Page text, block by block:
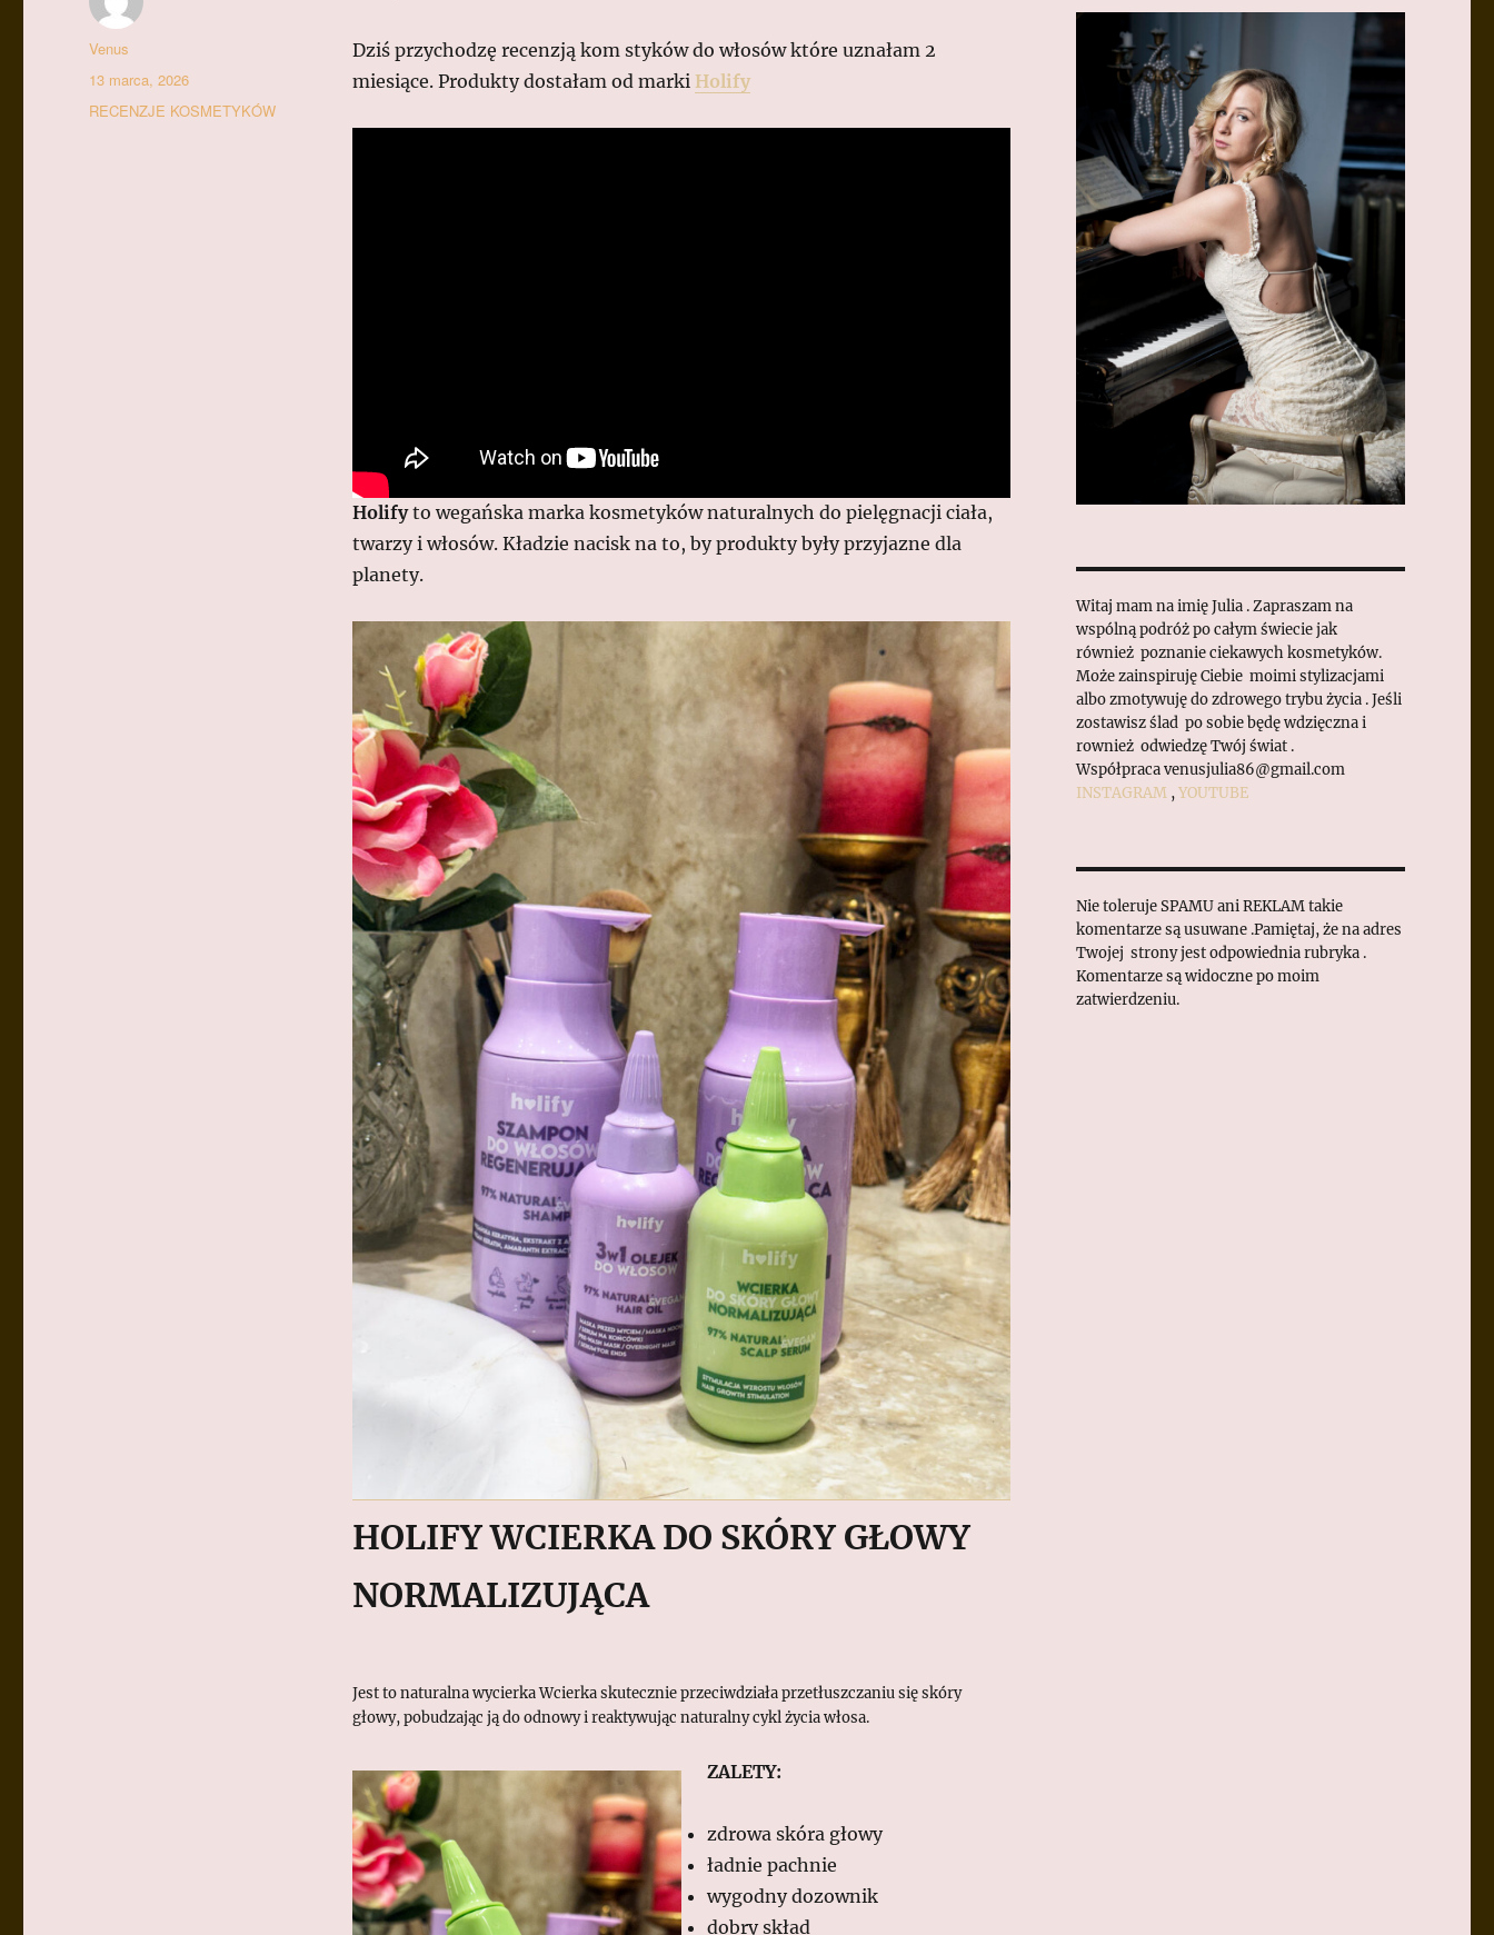
Dziś przychodzę recenzją kom styków do włosów które uznałam 2
miesiące. Produkty dostałam od marki Holify
Holifyto wegańska marka kosmetyków naturalnych do pielęgnacji ciała,
twarzy i włosów. Kładzie nacisk na to, by produkty były przyjazne dla
planety.
HOLIFY WCIERKA DO SKÓRY GŁOWY
NORMALIZUJĄCA
Jest to naturalna wycierka Wcierka skutecznie przeciwdziała przetłuszczaniu się skóry
głowy, pobudzając ją do odnowy i reaktywując naturalny cykl życia włosa.
ZALETY:
zdrowa skóra głowy
ładnie pachnie
wygodny dozownik
dobry skład
Autor
Venus
Data
publikacji
13 marca, 2026
Kategorie
RECENZJE KOSMETYKÓW
Witaj mam na imię Julia . Zapraszam na
wspólną podróż po całym świecie jak
również poznanie ciekawych kosmetyków.
Może zainspiruję Ciebie moimi stylizacjami
albo zmotywuję do zdrowego trybu życia . Jeśli
zostawisz ślad po sobie będę wdzięczna i
rownież odwiedzę Twój świat .
Współpraca venusjulia86@gmail.com
INSTAGRAM,YOUTUBE
Nie toleruje SPAMU ani REKLAM takie
komentarze są usuwane .Pamiętaj, że na adres
Twojej strony jest odpowiednia rubryka .
Komentarze są widoczne po moim
zatwierdzeniu.